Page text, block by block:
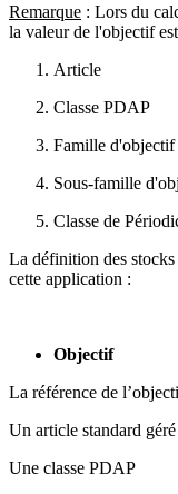
Remarque : Lors du
la valeur de l'objectif
Article
Classe PDAP
Famille d'objectif
Sous-famille
Classe de
La définition des
cette application :
Objectif
La référence de
Un article standard
Une classe PDAP